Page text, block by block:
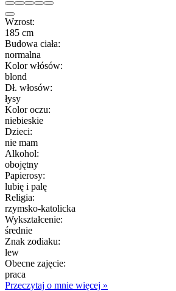
Wzrost:
185 cm
Budowa ciała:
normalna
Kolor włósów:
blond
Dł. włosów:
łysy
Kolor oczu:
niebieskie
Dzieci:
nie mam
Alkohol:
obojętny
Papierosy:
lubię i palę
Religia:
rzymsko-katolicka
Wykształcenie:
średnie
Znak zodiaku:
lew
Obecne zajęcie:
praca
Przeczytaj o mnie więcej »